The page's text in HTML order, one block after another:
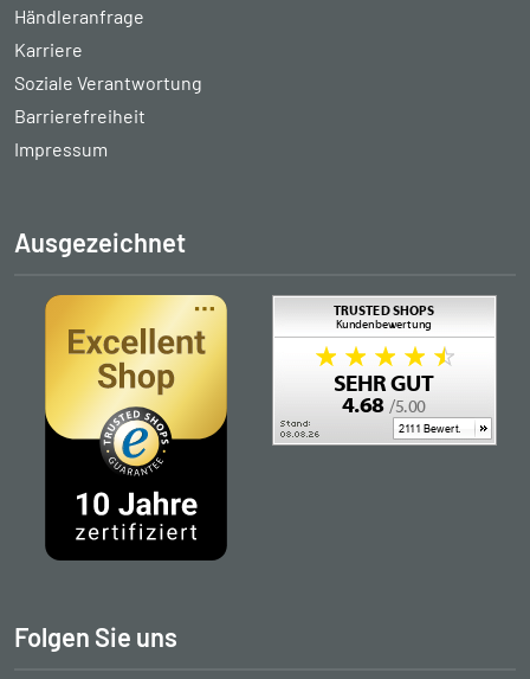
Händleranfrage
Karriere
Soziale Verantwortung
Barrierefreiheit
Impressum
Ausgezeichnet
Folgen Sie uns